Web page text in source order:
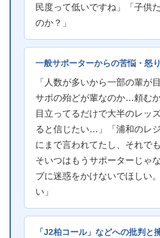
民度って低いですね」「子供
のか？」
一般サポーターからの苦悩・怒り
「人数が多いから一部の輩が
サポの殆どが輩なのか…頼む
目立ってるだけで大半のレッ
ると信じたい…」「浦和のレ
にまで言われてたし、それで
そいつはもうサポーターじゃ
ブに迷惑をかけないでほしい
い」
「J2柏コール」などへの批判と